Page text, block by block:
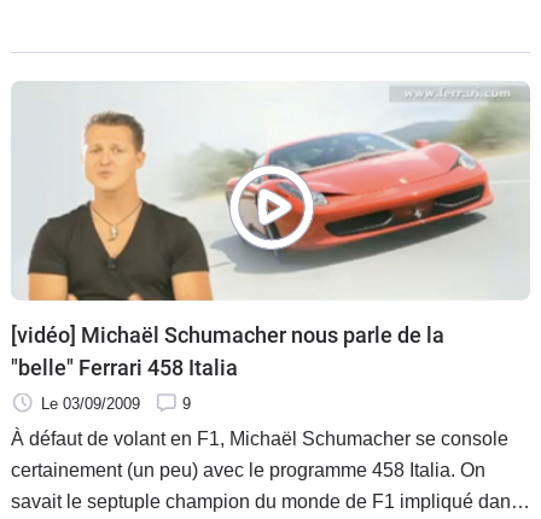
de la population à
[vidéo] Michaël Schumacher nous parle de la
"belle" Ferrari 458 Italia
Le 03/09/2009 9
À défaut de volant en F1, Michaël Schumacher se console
certainement (un peu) avec le programme 458 Italia. On
savait le septuple champion du monde de F1 impliqué dans